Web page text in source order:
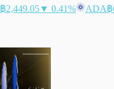
฿2,449.05▼ 0.41% ADA฿